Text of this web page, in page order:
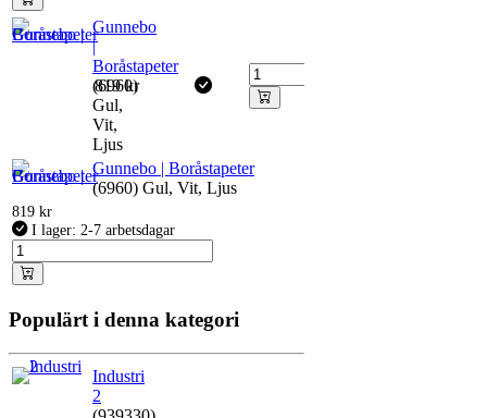
Gunnebo
|
Boråstapeter
(6960)
Gul,
Vit,
Ljus
819kr
Gunnebo | Boråstapeter
(6960) Gul, Vit, Ljus
819 kr
I lager: 2-7 arbetsdagar
Populärt i denna kategori
Industri
2